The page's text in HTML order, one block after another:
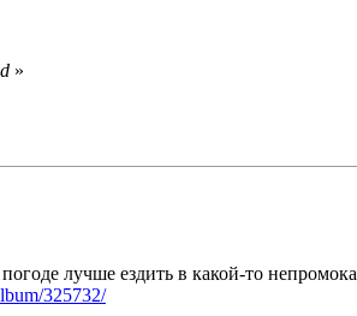
»
лучше ездить в какой-то
325732/